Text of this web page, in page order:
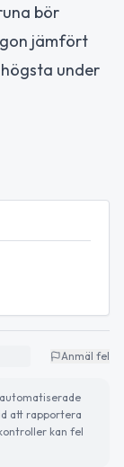
bör
jämfört
under
Anmäl fel
att rapportera
kan fel